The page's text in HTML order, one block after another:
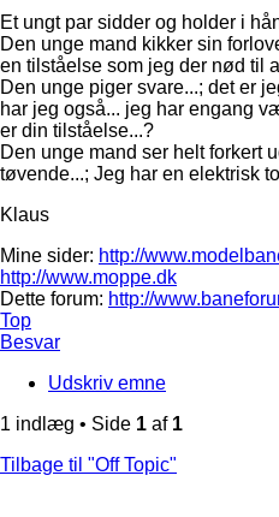
Et ungt par sidder og holder i
Den unge mand kikker sin
en tilståelse som jeg der nød til
Den unge piger svare...; det er
har jeg også... jeg har engang
er din tilståelse...?
Den unge mand ser helt forkert
tøvende...; Jeg har en elektrisk
Klaus
Mine sider: http://
http://www.moppe.dk
Dette forum: http://
Top
Besvar
Udskriv emne
1 indlæg • Side 1 af 1
Tilbage til "Off Topic"